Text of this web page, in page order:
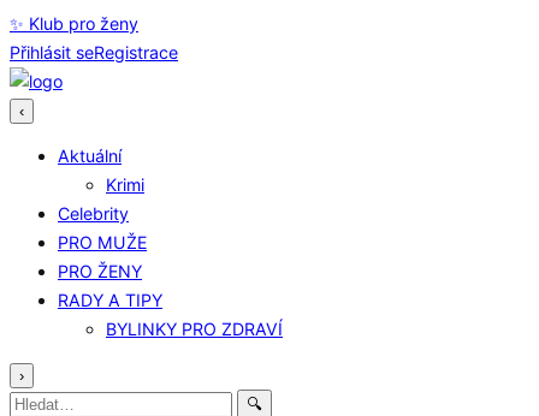
✨ Klub pro ženy
Přihlásit seRegistrace
‹
Aktuální
Krimi
Celebrity
PRO MUŽE
PRO ŽENY
RADY A TIPY
BYLINKY PRO ZDRAVÍ
›
Hledat: 🔍